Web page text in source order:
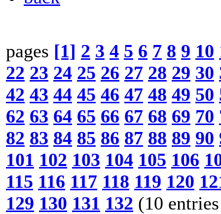
pages [1] 2 3 4 5 6 7 8 9 10
22 23 24 25 26 27 28 29 30
42 43 44 45 46 47 48 49 50
62 63 64 65 66 67 68 69 70
82 83 84 85 86 87 88 89 90
101 102 103 104 105 106
115 116 117 118 119 120
129 130 131 132 (10